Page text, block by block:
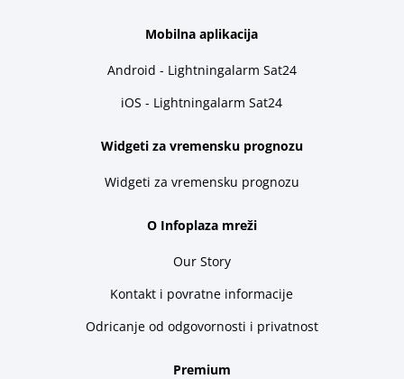
Mobilna aplikacija
Android - Lightningalarm Sat24
iOS - Lightningalarm Sat24
Widgeti za vremensku prognozu
Widgeti za vremensku prognozu
O Infoplaza mreži
Our Story
Kontakt i povratne informacije
Odricanje od odgovornosti i privatnost
Premium